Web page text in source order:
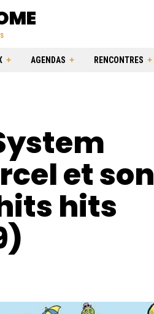
AGENDAS RENCONTRES
et son
hits